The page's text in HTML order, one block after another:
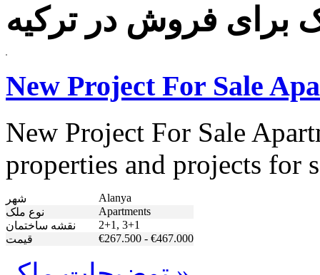
فروش در ترکیه
New Project For Sale
New Project For Sale
properties and projects for
شهر
Alanya
نوع ملک
Apartments
نقشه ساختمان
2+1, 3+1
قیمت
€267.500 - €467.000